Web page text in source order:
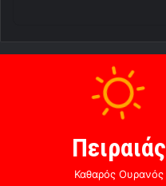
Πειραιάς
Καθαρός Ουρανός